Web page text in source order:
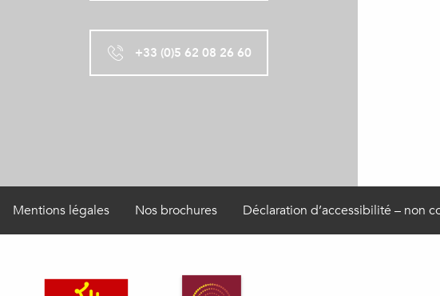
+33 (0)5 62 08 26 60
Mentions légales Nos brochures Déclaration d’accessibilité – non